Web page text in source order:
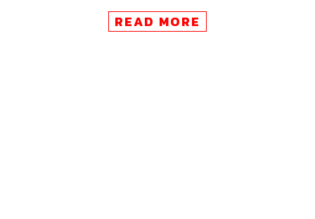
โดยนักพยากรณ์อากาศเชื่อว่า พายุลูกนี้จะมีกำลังแรงเพิ่ม
ขึ้นเรื่อยๆ และทำให้ในหลายพื้นที่ตกอยู่ในสถานการณ์
READ MORE